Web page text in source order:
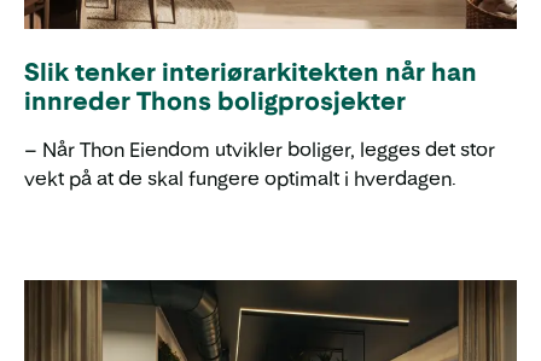
Slik tenker interiørarkitekten når han
innreder Thons boligprosjekter
– Når Thon Eiendom utvikler boliger, legges det stor
vekt på at de skal fungere optimalt i hverdagen.